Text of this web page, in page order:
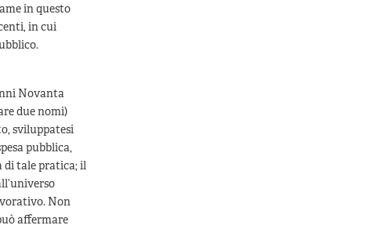
in questo
in cui
Novanta
due nomi)
sviluppatesi
pubblica,
di tale pratica; il
Non
affermare